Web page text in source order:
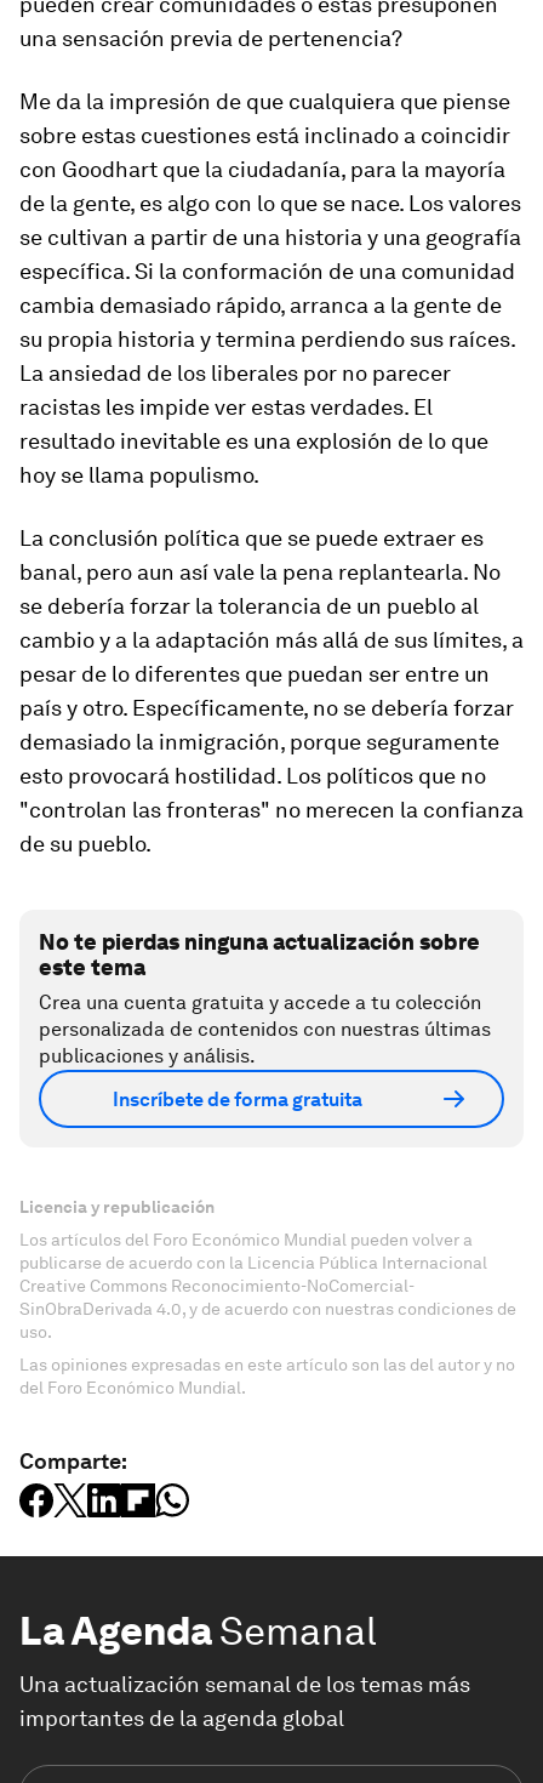
una sensación previa de pertenencia?
Me da la impresión de que cualquiera que piense
sobre estas cuestiones está inclinado a coincidir
con Goodhart que la ciudadanía, para la mayoría
de la gente, es algo con lo que se nace. Los valores
se cultivan a partir de una historia y una geografía
específica. Si la conformación de una comunidad
cambia demasiado rápido, arranca a la gente de
su propia historia y termina perdiendo sus raíces.
La ansiedad de los liberales por no parecer
racistas les impide ver estas verdades. El
resultado inevitable es una explosión de lo que
hoy se llama populismo.
La conclusión política que se puede extraer es
banal, pero aun así vale la pena replantearla. No
se debería forzar la tolerancia de un pueblo al
cambio y a la adaptación más allá de sus límites, a
pesar de lo diferentes que puedan ser entre un
país y otro. Específicamente, no se debería forzar
demasiado la inmigración, porque seguramente
esto provocará hostilidad. Los políticos que no
"controlan las fronteras" no merecen la confianza
de su pueblo.
No te pierdas ninguna actualización sobre
este tema
Crea una cuenta gratuita y accede a tu colección
personalizada de contenidos con nuestras últimas
publicaciones y análisis.
Inscríbete de forma gratuita
Licencia y republicación
Los artículos del Foro Económico Mundial pueden volver a
publicarse de acuerdo con la Licencia Pública Internacional
Creative Commons Reconocimiento-NoComercial-
SinObraDerivada 4.0, y de acuerdo con nuestras condiciones de
uso.
Las opiniones expresadas en este artículo son las del autor y no
del Foro Económico Mundial.
Comparte:
La AgendaSemanal
Una actualización semanal de los temas más
importantes de la agenda global